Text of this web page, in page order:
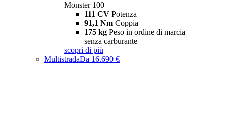
Monster 100
111 CV Potenza
91,1 Nm Coppia
175 kg Peso in ordine di marcia
senza carburante
scopri di più
MultistradaDa 16.690 €